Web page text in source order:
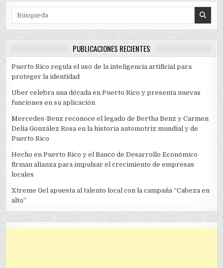
Search for:
PUBLICACIONES RECIENTES
Puerto Rico regula el uso de la inteligencia artificial para
proteger la identidad
Uber celebra una década en Puerto Rico y presenta nuevas
funciones en su aplicación
Mercedes-Benz reconoce el legado de Bertha Benz y Carmen
Delia González Rosa en la historia automotriz mundial y de
Puerto Rico
Hecho en Puerto Rico y el Banco de Desarrollo Económico
firman alianza para impulsar el crecimiento de empresas
locales
Xtreme Gel apuesta al talento local con la campaña “Cabeza en
alto”